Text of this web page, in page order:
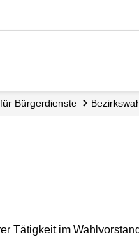
für Bürgerdienste
Tätigkeit im